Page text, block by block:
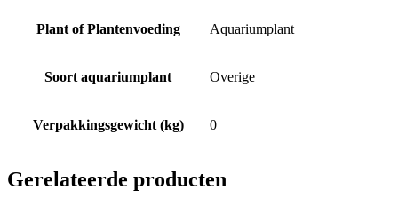
Plant of Plantenvoeding Aquariumplant
Soort aquariumplant Overige
Verpakkingsgewicht (kg) 0
Gerelateerde producten